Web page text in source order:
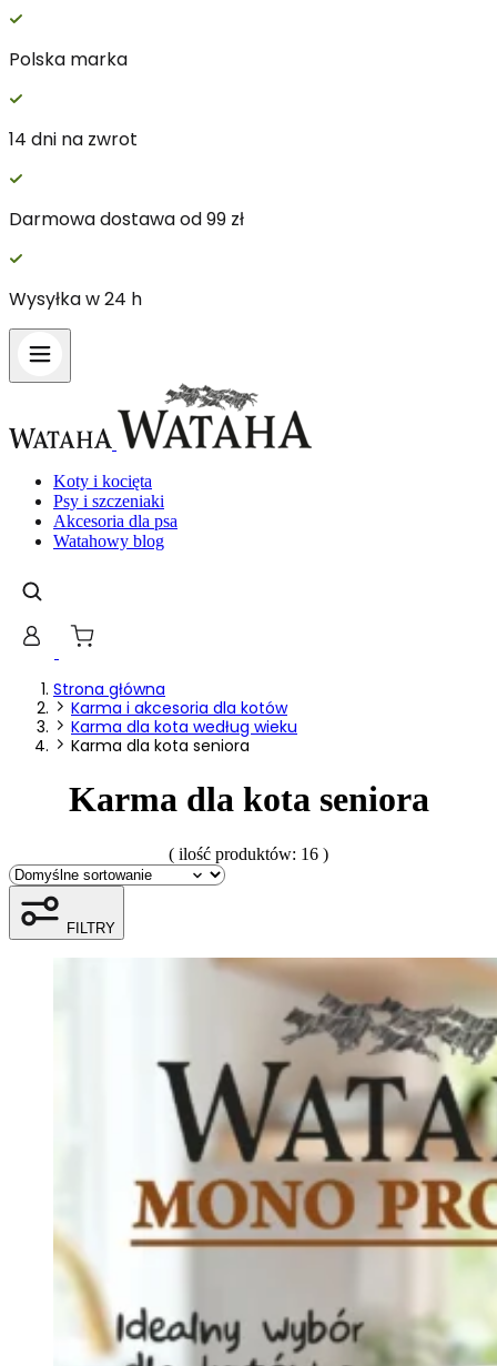
Polska marka
14 dni na zwrot
Darmowa dostawa od 99 zł
Wysyłka w 24 h
Koty i kocięta
Psy i szczeniaki
Akcesoria dla psa
Watahowy blog
Strona główna
Karma i akcesoria dla kotów
Karma dla kota według wieku
Karma dla kota seniora
Karma dla kota seniora
( ilość produktów: 16 )
FILTRY
Niezbędne
preferowany język lub region, w którym znajduje się
Statystyka
Statystyczne pliki cookie pomagają właścicielem
gromadząc i zgłaszając anonimowe informacje.
Nieklasyfikowane pliki cookie, to pliki, które są w